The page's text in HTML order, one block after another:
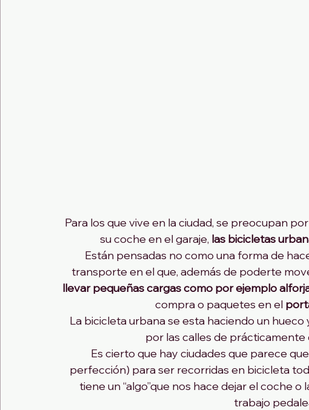
Para los que vive en la ciudad, se preocupan
su coche en el garaje, las bicicletas
Están pensadas no como una forma de
transporte en el que, además de poderte
llevar pequeñas cargas como por ejemplo
compra o paquetes en el
La bicicleta urbana se esta haciendo un hueco
por las calles de prácticamente
Es cierto que hay ciudades que parece
perfección) para ser recorridas en bicicleta
tiene un “algo”que nos hace dejar el coche
trabajo